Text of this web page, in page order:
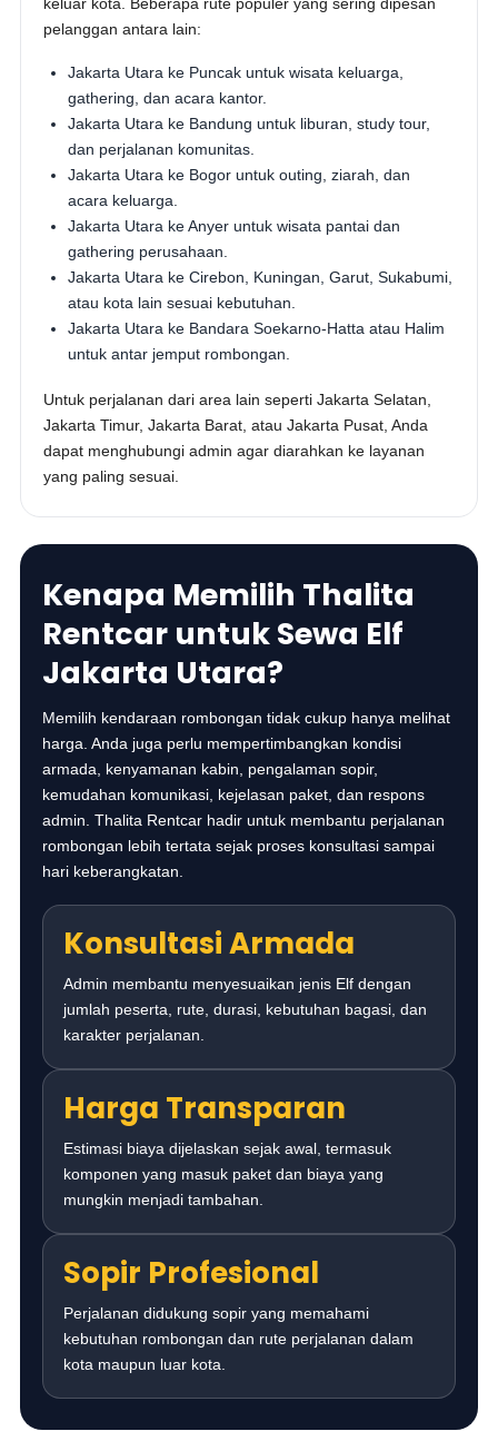
pelanggan antara lain:
Jakarta Utara ke Puncak untuk wisata keluarga,
gathering, dan acara kantor.
Jakarta Utara ke Bandung untuk liburan, study tour,
dan perjalanan komunitas.
Jakarta Utara ke Bogor untuk outing, ziarah, dan
acara keluarga.
Jakarta Utara ke Anyer untuk wisata pantai dan
gathering perusahaan.
Jakarta Utara ke Cirebon, Kuningan, Garut, Sukabumi,
atau kota lain sesuai kebutuhan.
Jakarta Utara ke Bandara Soekarno-Hatta atau Halim
untuk antar jemput rombongan.
Untuk perjalanan dari area lain seperti Jakarta Selatan,
Jakarta Timur, Jakarta Barat, atau Jakarta Pusat, Anda
dapat menghubungi admin agar diarahkan ke layanan
yang paling sesuai.
Kenapa Memilih Thalita
Rentcar untuk Sewa Elf
Jakarta Utara?
Memilih kendaraan rombongan tidak cukup hanya melihat
harga. Anda juga perlu mempertimbangkan kondisi
armada, kenyamanan kabin, pengalaman sopir,
kemudahan komunikasi, kejelasan paket, dan respons
admin. Thalita Rentcar hadir untuk membantu perjalanan
rombongan lebih tertata sejak proses konsultasi sampai
hari keberangkatan.
Konsultasi Armada
Admin membantu menyesuaikan jenis Elf dengan
jumlah peserta, rute, durasi, kebutuhan bagasi, dan
karakter perjalanan.
Harga Transparan
Estimasi biaya dijelaskan sejak awal, termasuk
komponen yang masuk paket dan biaya yang
mungkin menjadi tambahan.
Sopir Profesional
Perjalanan didukung sopir yang memahami
kebutuhan rombongan dan rute perjalanan dalam
kota maupun luar kota.